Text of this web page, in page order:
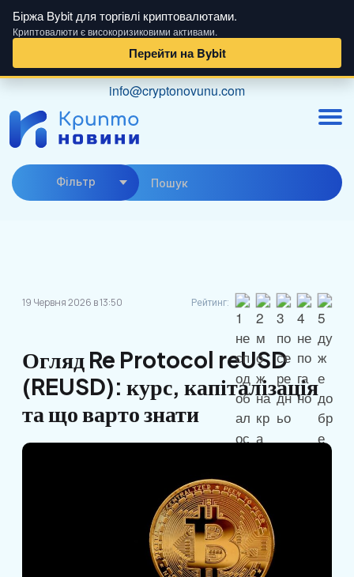
Біржа Bybit для торгівлі криптовалютами.
Криптовалюти є високоризиковими активами.
Перейти на Bybit
content
info@cryptonovunu.com
Фiльтр
19 Червня 2026 в 13:50 Рейтинг:
Огляд Re Protocol reUSD
(REUSD): курс, капіталізація
та що варто знати